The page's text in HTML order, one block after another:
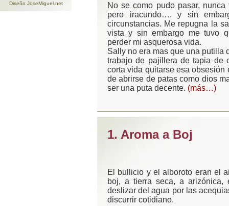
Diseño JoseMiguel.net
No se como pudo pasar,
pero iracundo…, y sin
circunstancias. Me repugna la
vista y sin embargo me tuvo
perder mi asquerosa vida.
Sally no era mas que una putilla
trabajo de pajillera de tapia de
corta vida quitarse esa
de abrirse de patas como dios
ser una puta decente. (más…)
1. Aroma a Boj
El bullicio y el alboroto eran el
boj, a tierra seca, a
deslizar del agua por las
discurrir cotidiano.